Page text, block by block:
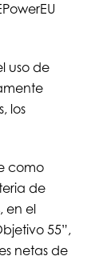
uso de
los
como
de
en el
55”,
netas de